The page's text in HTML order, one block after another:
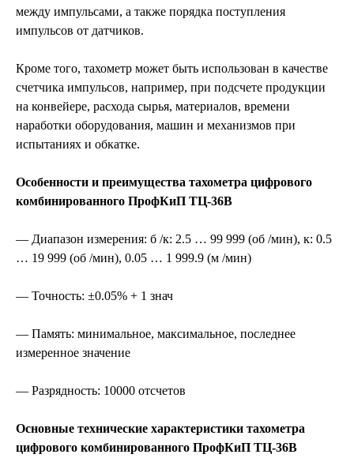
между импульсами, а также порядка поступления
импульсов от датчиков.
Кроме того, тахометр может быть использован в качестве
счетчика импульсов, например, при подсчете продукции
на конвейере, расхода сырья, материалов, времени
наработки оборудования, машин и механизмов при
испытаниях и обкатке.
Особенности и преимущества тахометра цифрового
комбинированного ПрофКиП ТЦ-36В
— Диапазон измерения: б /к: 2.5 … 99 999 (об /мин), к: 0.5
… 19 999 (об /мин), 0.05 … 1 999.9 (м /мин)
— Точность: ±0.05% + 1 знач
— Память: минимальное, максимальное, последнее
измеренное значение
— Разрядность: 10000 отсчетов
Основные технические характеристики тахометра
цифрового комбинированного ПрофКиП ТЦ-36В